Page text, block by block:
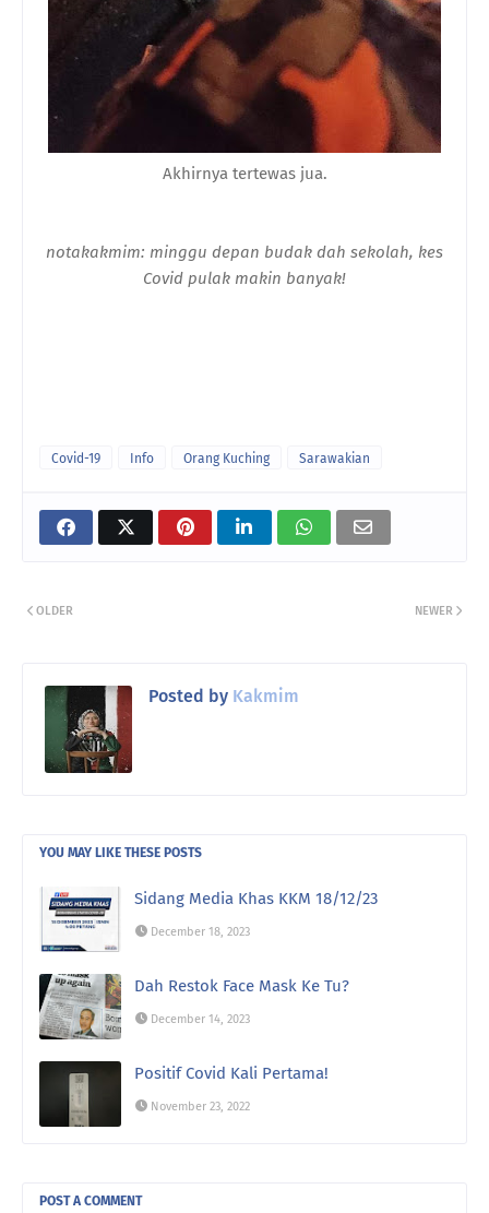
Akhirnya tertewas jua.
notakakmim: minggu depan budak dah sekolah, kes
Covid pulak makin banyak!
Covid-19 Info Orang Kuching Sarawakian
NEWER
OLDER
Posted by Kakmim
YOU MAY LIKE THESE POSTS
Sidang Media Khas KKM 18/12/23
December 18, 2023
Dah Restok Face Mask Ke Tu?
December 14, 2023
Positif Covid Kali Pertama!
November 23, 2022
POST A COMMENT